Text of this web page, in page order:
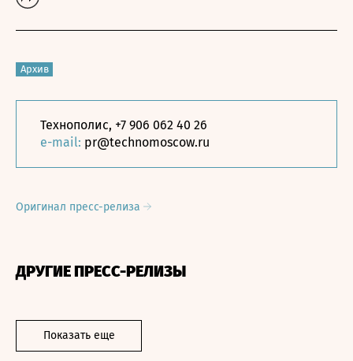
Архив
Технополис, +7 906 062 40 26
e-mail: pr@technomoscow.ru
Оригинал пресс-релиза
ДРУГИЕ ПРЕСС-РЕЛИЗЫ
Показать еще